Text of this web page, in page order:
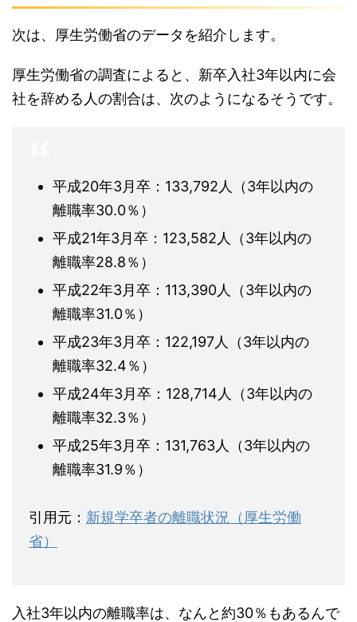
次は、厚生労働省のデータを紹介します。
厚生労働省の調査によると、新卒入社3年以内に会
社を辞める人の割合は、次のようになるそうです。
平成20年3月卒：133,792人（3年以内の
離職率30.0％）
平成21年3月卒：123,582人（3年以内の
離職率28.8％）
平成22年3月卒：113,390人（3年以内の
離職率31.0％）
平成23年3月卒：122,197人（3年以内の
離職率32.4％）
平成24年3月卒：128,714人（3年以内の
離職率32.3％）
平成25年3月卒：131,763人（3年以内の
離職率31.9％）
引用元： 新規学卒者の離職状況（厚生労働
省）
入社3年以内の離職率は、なんと約30％もあるんで